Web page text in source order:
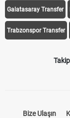
Galatasaray Transfer
Trabzonspor Transfer
Bize Ulaşın